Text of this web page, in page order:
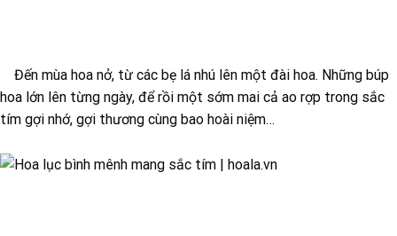
Đến mùa hoa nở, từ các bẹ lá nhú lên một đài hoa. Những búp
hoa lớn lên từng ngày, để rồi một sớm mai cả ao rợp trong sắc
tím gợi nhớ, gợi thương cùng bao hoài niệm…